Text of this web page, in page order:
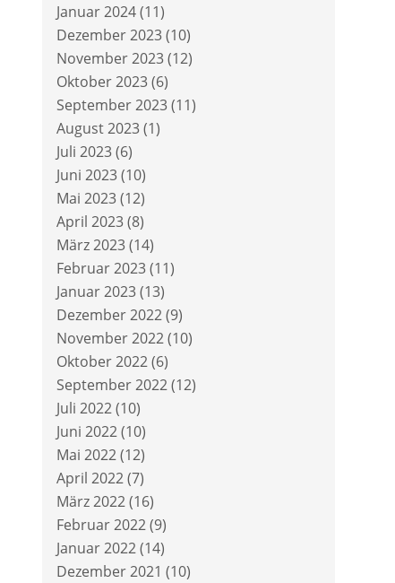
Januar 2024(11)
Dezember 2023(10)
November 2023(12)
Oktober 2023(6)
September 2023(11)
August 2023(1)
Juli 2023(6)
Juni 2023(10)
Mai 2023(12)
April 2023(8)
März 2023(14)
Februar 2023(11)
Januar 2023(13)
Dezember 2022(9)
November 2022(10)
Oktober 2022(6)
September 2022(12)
Juli 2022(10)
Juni 2022(10)
Mai 2022(12)
April 2022(7)
März 2022(16)
Februar 2022(9)
Januar 2022(14)
Dezember 2021 (10)